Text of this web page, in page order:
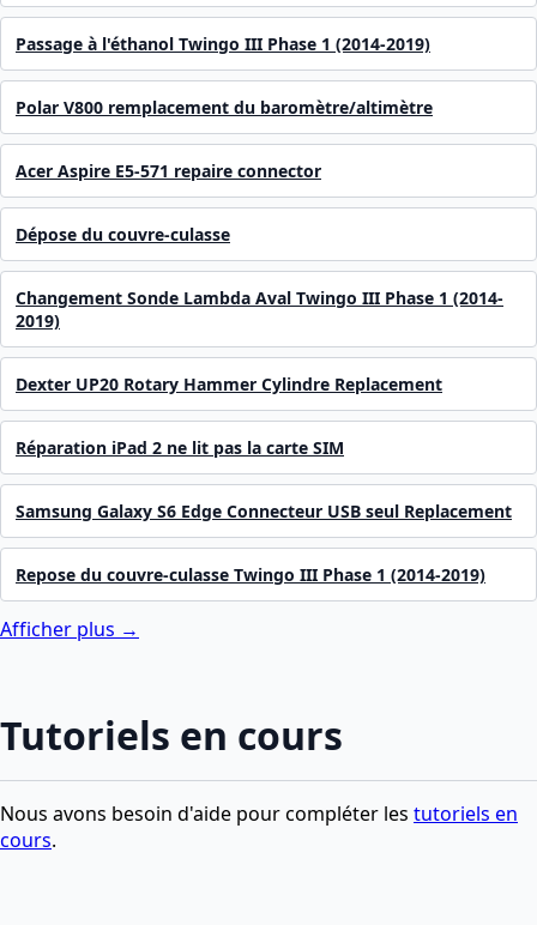
Passage à l'éthanol Twingo III Phase 1 (2014-2019)
Polar V800 remplacement du baromètre/altimètre
Acer Aspire E5-571 repaire connector
Dépose du couvre-culasse
Changement Sonde Lambda Aval Twingo III Phase 1 (2014-
2019)
Dexter UP20 Rotary Hammer Cylindre Replacement
Réparation iPad 2 ne lit pas la carte SIM
Samsung Galaxy S6 Edge Connecteur USB seul Replacement
Repose du couvre-culasse Twingo III Phase 1 (2014-2019)
Afficher plus →
Tutoriels en cours
Nous avons besoin d'aide pour compléter les tutoriels en
cours.